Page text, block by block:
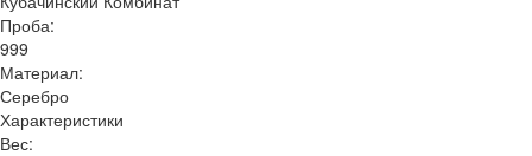
Проба:
999
Материал:
Серебро
Характеристики
Вес: